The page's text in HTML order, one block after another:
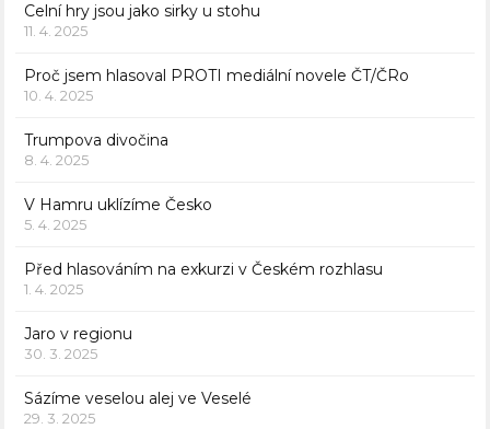
Celní hry jsou jako sirky u stohu
11. 4. 2025
Proč jsem hlasoval PROTI mediální novele ČT/ČRo
10. 4. 2025
Trumpova divočina
8. 4. 2025
V Hamru uklízíme Česko
5. 4. 2025
Před hlasováním na exkurzi v Českém rozhlasu
1. 4. 2025
Jaro v regionu
30. 3. 2025
Sázíme veselou alej ve Veselé
29. 3. 2025